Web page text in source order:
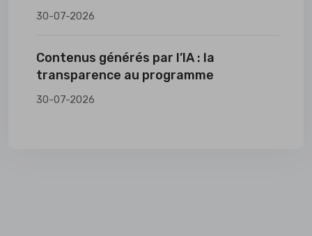
30-07-2026
Contenus générés par l’IA : la
transparence au programme
30-07-2026